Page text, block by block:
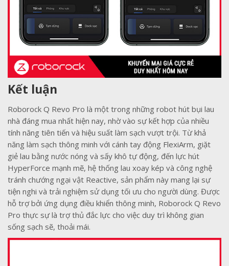
Kết luận
Roborock Q Revo Pro là một trong những robot hút bụi lau
nhà đáng mua nhất hiện nay, nhờ vào sự kết hợp của nhiều
tính năng tiên tiến và hiệu suất làm sạch vượt trội. Từ khả
năng làm sạch thông minh với cánh tay động FlexiArm, giặt
giẻ lau bằng nước nóng và sấy khô tự động, đến lực hút
HyperForce mạnh mẽ, hệ thống lau xoay kép và công nghệ
tránh chướng ngại vật Reactive, sản phẩm này mang lại sự
tiện nghi và trải nghiệm sử dụng tối ưu cho người dùng. Được
hỗ trợ bởi ứng dụng điều khiển thông minh, Roborock Q Revo
Pro thực sự là trợ thủ đắc lực cho việc duy trì không gian
sống sạch sẽ, thoải mái.